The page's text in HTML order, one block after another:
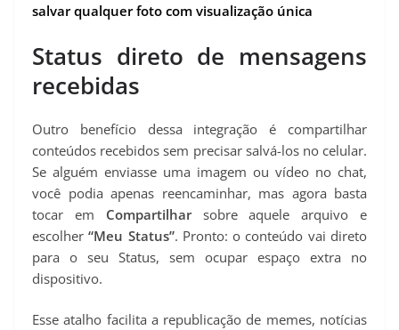
salvar qualquer foto com visualização única
Status direto de mensagens
recebidas
Outro benefício dessa integração é compartilhar
conteúdos recebidos sem precisar salvá-los no celular.
Se alguém enviasse uma imagem ou vídeo no chat,
você podia apenas reencaminhar, mas agora basta
tocar em Compartilharsobre aquele arquivo e
escolher“Meu Status”. Pronto: o conteúdo vai direto
para o seu Status, sem ocupar espaço extra no
dispositivo.
Esse atalho facilita a republicação de memes, notícias